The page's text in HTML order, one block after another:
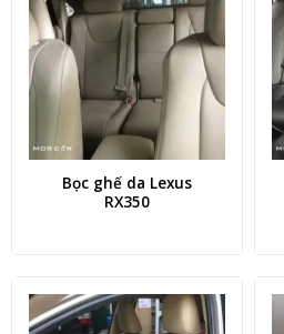
Bọc ghế da Lexus
RX350